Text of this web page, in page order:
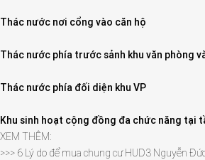
Thác nước nơi cổng vào căn hộ
Thác nước phía trước sảnh khu văn phòng
Thác nước phía đối diện khu VP
Khu sinh hoạt cộng đồng đa chức năng tại
XEM THÊM:
>>> 6 Lý do để mua chung cư HUD3 Nguyễn